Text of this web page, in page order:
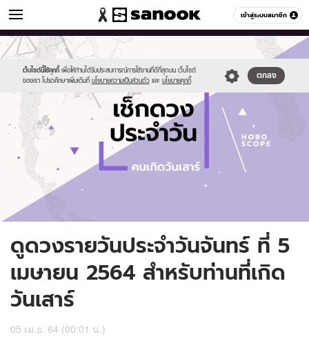
เข้าสู่ระบบสมาชิก
ดูดวง หมวดอื่นๆ
เว็บไซต์นี้ใช้คุกกี้ เพื่อให้ท่านได้รับประสบการณ์การใช้งานที่ดีที่สุดบน เว็บไซต์
ของเรา โปรดศึกษาเพิ่มเติมที่ นโยบายความเป็นส่วนตัว และ นโยบายคุกกี้
ตกลง
Sanook
//s.isanook.com/sr/0/images/logo-
new-
sanook.png
600
60
//s.isanook.com/ho/0/ud/fxd/day/daily-
horoscope-
saturday.jpg
ดูดวงรายวันประจำวันจันทร์ ที่ 5
เมษายน 2564 สำหรับท่านที่เกิด
วันเสาร์
05 เม.ย. 64 (00:01 น.)